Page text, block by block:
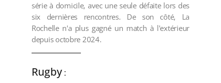
série à domicile, avec une seule défaite lors des
six dernières rencontres. De son côté, La
Rochelle n'a plus gagné un match à l'extérieur
depuis octobre 2024.
Rugby: